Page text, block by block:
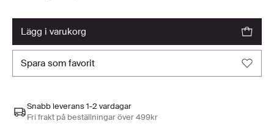
lägg i varukorg
spara som favorit
Snabb leverans 1-2 vardagar
Fri frakt på beställningar över 499kr